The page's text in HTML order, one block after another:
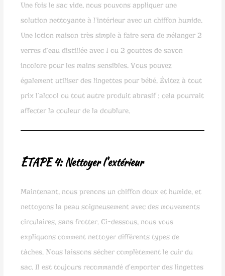
Une fois le sac vide, nous pouvons appliquer une
solution nettoyante à l’intérieur avec un chiffon humide.
Une lotion maison très simple à faire sera de mélanger 2
verres d’eau distillée avec 1 ou 2 gouttes de savon
incolore pour les mains sensibles. Vous pouvez
également utiliser des lingettes pour bébé. Évitez à tout
prix l’alcool ou tout autre produit abrasif : cela pourrait
affecter la couleur de la doublure.
ÉTAPE 4: Nettoyer l'extérieur
Maintenant, nous prenons un chiffon doux et humide, et
nettoyons la peau soigneusement avec des mouvements
circulaires, sans frotter. Ci-dessous, nous vous
expliquons comment nettoyer différents types de
tâches. Nous laissons sécher complètement le cuir du
sac. Il est toujours recommandé d'emporter des lingettes